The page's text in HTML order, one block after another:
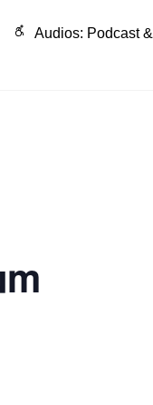
Audios: Podcast